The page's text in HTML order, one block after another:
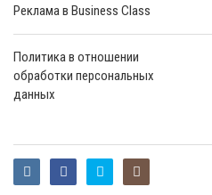
Реклама в Business Class
Политика в отношении
обработки персональных
данных